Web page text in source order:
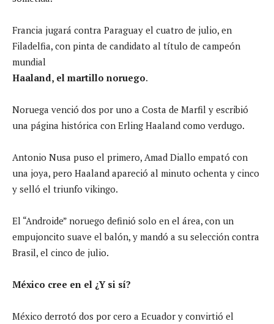
Francia jugará contra Paraguay el cuatro de julio, en
Filadelfia, con pinta de candidato al título de campeón
mundial
Haaland, el martillo noruego.
Noruega venció dos por uno a Costa de Marfil y escribió
una página histórica con Erling Haaland como verdugo.
Antonio Nusa puso el primero, Amad Diallo empató con
una joya, pero Haaland apareció al minuto ochenta y cinco
y selló el triunfo vikingo.
El “Androide” noruego definió solo en el área, con un
empujoncito suave el balón, y mandó a su selección contra
Brasil, el cinco de julio.
México cree en el ¿Y si sí?
México derrotó dos por cero a Ecuador y convirtió el